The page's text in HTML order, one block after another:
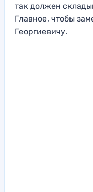
так должен
Главное, чтобы
Георгиевичу.